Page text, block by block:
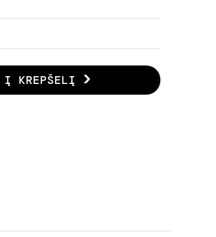
Į KREPŠELĮ